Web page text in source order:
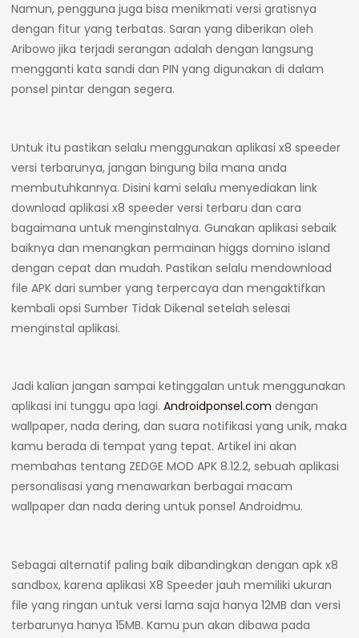
Namun, pengguna juga bisa menikmati versi gratisnya
dengan fitur yang terbatas. Saran yang diberikan oleh
Aribowo jika terjadi serangan adalah dengan langsung
mengganti kata sandi dan PIN yang digunakan di dalam
ponsel pintar dengan segera.
Untuk itu pastikan selalu menggunakan aplikasi x8 speeder
versi terbarunya, jangan bingung bila mana anda
membutuhkannya. Disini kami selalu menyediakan link
download aplikasi x8 speeder versi terbaru dan cara
bagaimana untuk menginstalnya. Gunakan aplikasi sebaik
baiknya dan menangkan permainan higgs domino island
dengan cepat dan mudah. Pastikan selalu mendownload
file APK dari sumber yang terpercaya dan mengaktifkan
kembali opsi Sumber Tidak Dikenal setelah selesai
menginstal aplikasi.
Jadi kalian jangan sampai ketinggalan untuk menggunakan
aplikasi ini tunggu apa lagi. Androidponsel.com dengan
wallpaper, nada dering, dan suara notifikasi yang unik, maka
kamu berada di tempat yang tepat. Artikel ini akan
membahas tentang ZEDGE MOD APK 8.12.2, sebuah aplikasi
personalisasi yang menawarkan berbagai macam
wallpaper dan nada dering untuk ponsel Androidmu.
Sebagai alternatif paling baik dibandingkan dengan apk x8
sandbox, karena aplikasi X8 Speeder jauh memiliki ukuran
file yang ringan untuk versi lama saja hanya 12MB dan versi
terbarunya hanya 15MB. Kamu pun akan dibawa pada